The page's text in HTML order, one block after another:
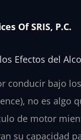
Of SRIS, P.C.
Efectos del
conducir bajo
no es algo
de motor
su capacidad